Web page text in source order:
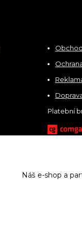
Platební
Náš e-shop a